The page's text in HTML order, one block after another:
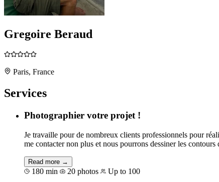
Gregoire Beraud
Paris, France
Services
Photographier votre projet !
Je travaille pour de nombreux clients professionnels pour
me contacter non plus et nous pourrons dessiner les contours
Read more →
180 min 20 photos Up to 100